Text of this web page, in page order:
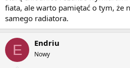
fiata, ale warto pamiętać o tym, że
samego radiatora.
E Endriu
Nowy